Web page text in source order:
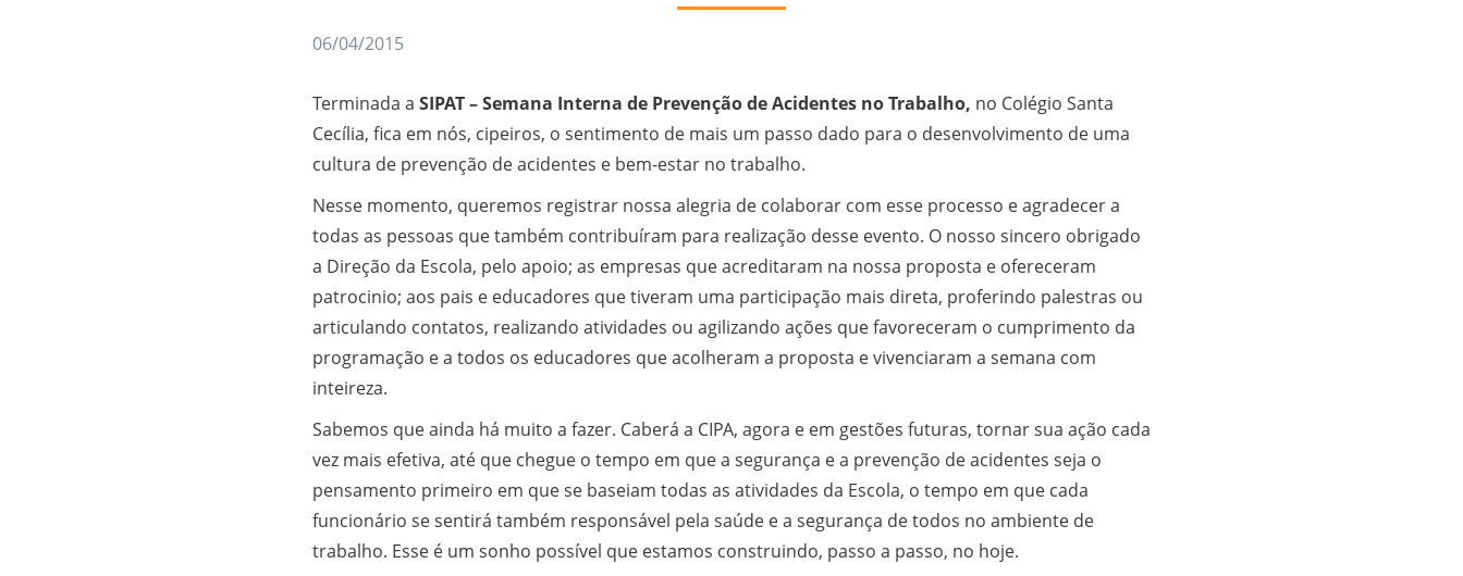
06/04/2015
Terminada a SIPAT – Semana Interna de Prevenção de Acidentes no Trabalho, no Colégio Santa
Cecília, fica em nós, cipeiros, o sentimento de mais um passo dado para o desenvolvimento de uma
cultura de prevenção de acidentes e bem-estar no trabalho.
Nesse momento, queremos registrar nossa alegria de colaborar com esse processo e agradecer a
todas as pessoas que também contribuíram para realização desse evento. O nosso sincero obrigado
a Direção da Escola, pelo apoio; as empresas que acreditaram na nossa proposta e ofereceram
patrocinio; aos pais e educadores que tiveram uma participação mais direta, proferindo palestras ou
articulando contatos, realizando atividades ou agilizando ações que favoreceram o cumprimento da
programação e a todos os educadores que acolheram a proposta e vivenciaram a semana com
inteireza.
Sabemos que ainda há muito a fazer. Caberá a CIPA, agora e em gestões futuras, tornar sua ação cada
vez mais efetiva, até que chegue o tempo em que a segurança e a prevenção de acidentes seja o
pensamento primeiro em que se baseiam todas as atividades da Escola, o tempo em que cada
funcionário se sentirá também responsável pela saúde e a segurança de todos no ambiente de
trabalho. Esse é um sonho possível que estamos construindo, passo a passo, no hoje.